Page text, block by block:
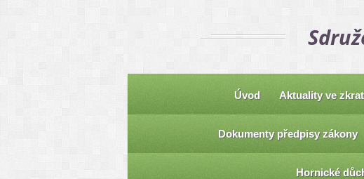
Úvod Aktuality ve
Dokumenty předpisy zákony
Hornické